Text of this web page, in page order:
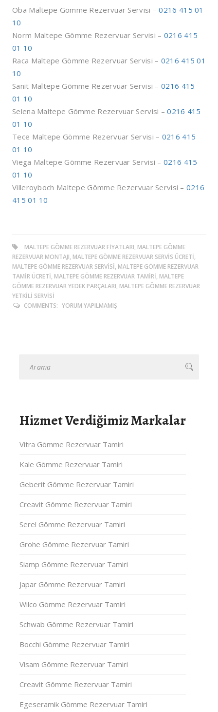
Oba Maltepe Gömme Rezervuar Servisi –0216 415 01
10
Norm Maltepe Gömme Rezervuar Servisi – 0216 415
01 10
Raca Maltepe Gömme Rezervuar Servisi – 0216 415 01
10
Sanit Maltepe Gömme Rezervuar Servisi – 0216 415
01 10
Selena Maltepe Gömme Rezervuar Servisi –0216 415
01 10
Tece Maltepe Gömme Rezervuar Servisi – 0216 415
01 10
Viega Maltepe Gömme Rezervuar Servisi – 0216 415
01 10
Villeroyboch Maltepe Gömme Rezervuar Servisi –0216
415 01 10
MALTEPE GÖMME REZERVUAR FIYATLARI, MALTEPE GÖMME
REZERVUAR MONTAJI, MALTEPE GÖMME REZERVUAR SERVIS ÜCRETI,
MALTEPE GÖMME REZERVUAR SERVISI, MALTEPE GÖMME REZERVUAR
TAMIR ÜCRETI, MALTEPE GÖMME REZERVUAR TAMIRI, MALTEPE
GÖMME REZERVUAR YEDEK PARÇALARI, MALTEPE GÖMME REZERVUAR
YETKILI SERVISI
COMMENTS: YORUM YAPILMAMIŞ
Hizmet Verdiğimiz Markalar
Vitra Gömme Rezervuar Tamiri
Kale Gömme Rezervuar Tamiri
Geberit Gömme Rezervuar Tamiri
Creavit Gömme Rezervuar Tamiri
Serel Gömme Rezervuar Tamiri
Grohe Gömme Rezervuar Tamiri
Siamp Gömme Rezervuar Tamiri
Japar Gömme Rezervuar Tamiri
Wilco Gömme Rezervuar Tamiri
Schwab Gömme Rezervuar Tamiri
Bocchi Gömme Rezervuar Tamiri
Visam Gömme Rezervuar Tamiri
Creavit Gömme Rezervuar Tamiri
Egeseramik Gömme Rezervuar Tamiri